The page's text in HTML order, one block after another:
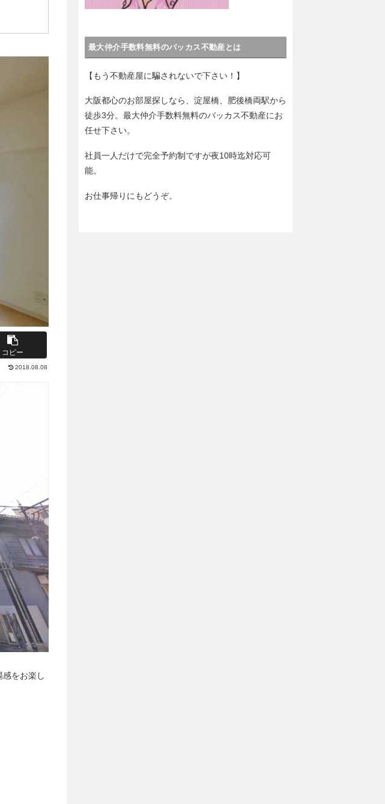
コピー
2018.08.08
をお楽し
最大仲介手数料無料のバッカス不動産とは
【もう不動産屋に騙されないで下さい！】
大阪都心のお部屋探しなら、淀屋橋、肥後橋両駅から
徒歩3分。最大仲介手数料無料のバッカス不動産にお
任せ下さい。
社員一人だけで完全予約制ですが夜10時迄対応可
能。
お仕事帰りにもどうぞ。